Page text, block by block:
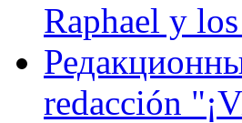
Raphael y
redacción